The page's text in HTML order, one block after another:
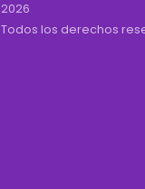
2026
Todos los derechos